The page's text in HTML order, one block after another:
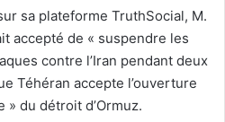
sa plateforme TruthSocial, M.
accepté de « suspendre les
contre l’Iran pendant deux
Téhéran accepte l’ouverture
» du détroit d’Ormuz.